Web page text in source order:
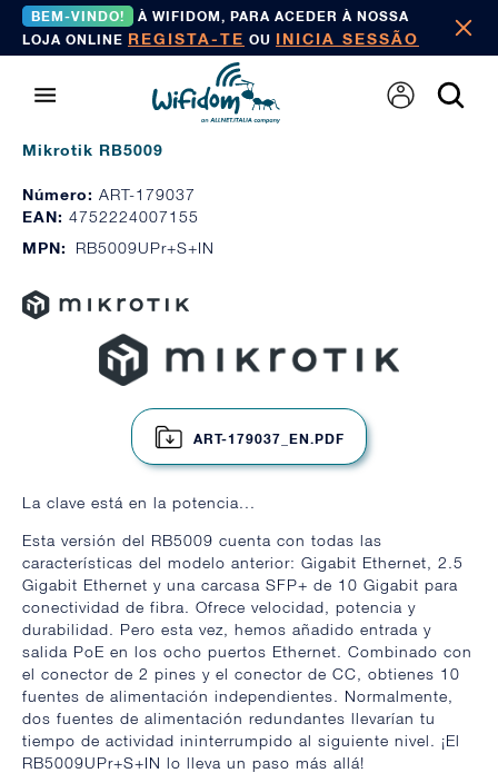
BEM-VINDO!
À WIFIDOM, PARA ACEDER À NOSSA
LOJA ONLINE REGISTA-TE OU INICIA SESSÃO
Mikrotik RB5009
Número: ART-179037
EAN: 4752224007155
MPN:
RB5009UPr+S+IN
ART-179037_EN.PDF
La clave está en la potencia...
Esta versión del RB5009 cuenta con todas las
características del modelo anterior: Gigabit Ethernet, 2.5
Gigabit Ethernet y una carcasa SFP+ de 10 Gigabit para
conectividad de fibra. Ofrece velocidad, potencia y
durabilidad. Pero esta vez, hemos añadido entrada y
salida PoE en los ocho puertos Ethernet. Combinado con
el conector de 2 pines y el conector de CC, obtienes 10
fuentes de alimentación independientes. Normalmente,
dos fuentes de alimentación redundantes llevarían tu
tiempo de actividad ininterrumpido al siguiente nivel. ¡El
RB5009UPr+S+IN lo lleva un paso más allá!